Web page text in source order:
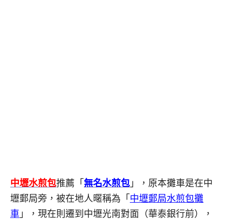
中壢水煎包推薦「 無名水煎包 」，原本攤車是在中
壢郵局旁，被在地人暱稱為「 中壢郵局水煎包攤
車 」，現在則遷到中壢光南對面（華泰銀行前），